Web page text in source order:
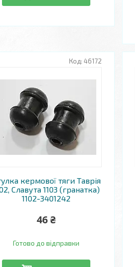
46172
кермової тяги Таврія
Славута 1103 (гранатка)
1102-3401242
46 ₴
Готово до відправки